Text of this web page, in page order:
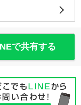
で共有する